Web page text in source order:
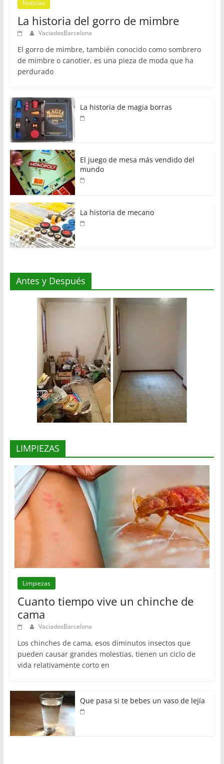
Noticias
La historia del gorro de mimbre
VaciadosBarcelona
El gorro de mimbre, también conocido como sombrero
de mimbre o canotier, es una pieza de moda que ha
perdurado
La historia de magia borras
El juego de mesa más vendido del
mundo
La historia de mecano
Antes y Después
LIMPIEZAS
Limpiezas
Cuanto tiempo vive un chinche de
cama
VaciadosBarcelona
Los chinches de cama, esos diminutos insectos que
pueden causar grandes molestias, tienen un ciclo de
vida relativamente corto en
Que pasa si te bebes un vaso de lejía